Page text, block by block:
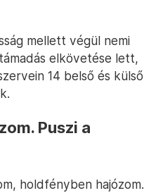
mellett végül nemi
elkövetése lett,
14 belső és külső
Puszi a
holdfényben hajózom.